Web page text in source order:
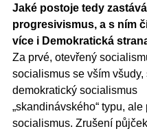
Jaké postoje tedy zastává
progresivismus, a s ním
více i Demokratická
Za prvé, otevřený
socialismus se vším všudy,
demokratický socialismus
„skandinávského“ typu, ale
socialismus. Zrušení